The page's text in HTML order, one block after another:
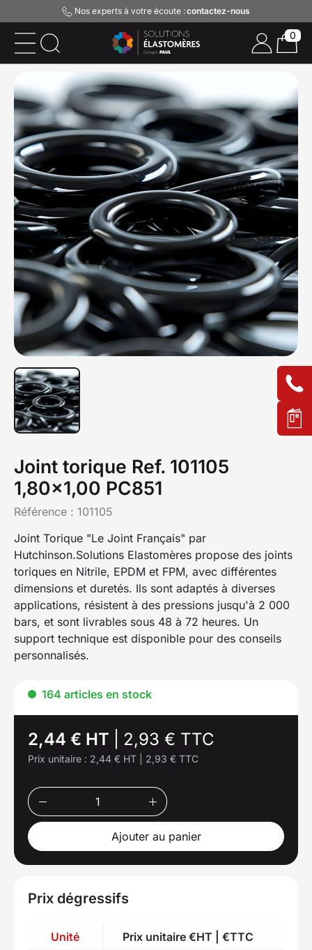
Nos experts à votre écoute :contactez-nous
Joint torique Ref. 101105
1,80x1,00 PC851
Référence : 101105
Joint Torique "Le Joint Français" par
Hutchinson.Solutions Elastomères propose des joints
toriques en Nitrile, EPDM et FPM, avec différentes
dimensions et duretés. Ils sont adaptés à diverses
applications, résistent à des pressions jusqu'à 2 000
bars, et sont livrables sous 48 à 72 heures. Un
support technique est disponible pour des conseils
personnalisés.
164 articles en stock
2,44 € HT 2,93 € TTC
Prix unitaire : 2,44 € HT 2,93 € TTC
Ajouter au panier
Prix dégressifs
Unité
Prix unitaire €HT | €TTC
0